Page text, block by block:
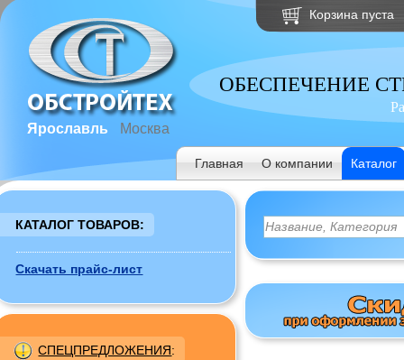
Ярославль Москва
Корзина пуста
ОБЕСПЕЧЕНИЕ
Главная О компании Каталог
КАТАЛОГ ТОВАРОВ:
Скачать прайс-лист
СПЕЦПРЕДЛОЖЕНИЯ: